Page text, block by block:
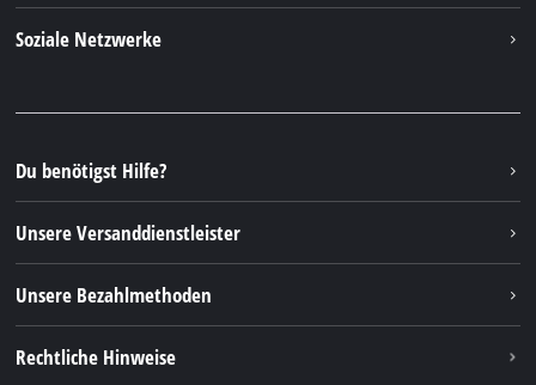
Nachhaltigkeit
FAQs
Rücksendungen / Widerruf
Verpackungsrichtlinien
Hinweise zur Batterieentsorgung
Vertrag widerrufen
Soziale Netzwerke
Instagram
TikTok
Pinterest
Linkedin
Du benötigst Hilfe?
Unsere Versanddienstleister
Unsere Bezahlmethoden
Rechtliche Hinweise